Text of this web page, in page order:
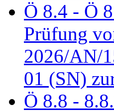
Ö 8.4 - Ö
Prüfung
2026/AN/
01 (SN)
Ö 8.8 -